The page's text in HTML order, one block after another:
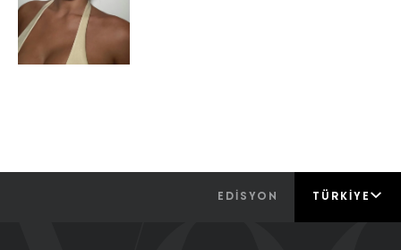
EDİSYON TÜRKIYE